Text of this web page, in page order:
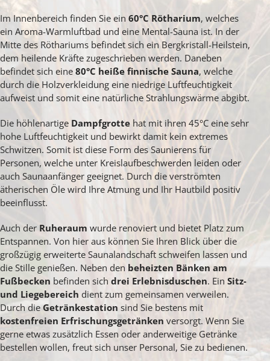
Im Innenbereich finden Sie ein 60°C Rötharium, welches
ein Aroma-Warmluftbad und eine Mental-Sauna ist. In der
Mitte des Röthariums befindet sich ein Bergkristall-Heilstein,
dem heilende Kräfte zugeschrieben werden. Daneben
befindet sich eine 80°C heiße finnische Sauna, welche
durch die Holzverkleidung eine niedrige Luftfeuchtigkeit
aufweist und somit eine natürliche Strahlungswärme abgibt.
Die höhlenartige Dampfgrotte hat mit ihren 45°C eine sehr
hohe Luftfeuchtigkeit und bewirkt damit kein extremes
Schwitzen. Somit ist diese Form des Saunierens für
Personen, welche unter Kreislaufbeschwerden leiden oder
auch Saunaanfänger geeignet. Durch die verströmten
ätherischen Öle wird Ihre Atmung und Ihr Hautbild positiv
beeinflusst.
Auch der Ruheraum wurde renoviert und bietet Platz zum
Entspannen. Von hier aus können Sie Ihren Blick über die
großzügig erweiterte Saunalandschaft schweifen lassen und
die Stille genießen. Neben den beheizten Bänken am
Fußbecken befinden sich drei Erlebnisduschen. Ein Sitz-
und Liegebereich dient zum gemeinsamen verweilen.
Durch dieGetränkestation sind Sie bestens mit
kostenfreien Erfrischungsgetränken versorgt. Wenn Sie
gerne etwas zusätzlich Essen oder anderweitige Getränke
bestellen wollen, freut sich unser Personal, Sie zu bedienen.